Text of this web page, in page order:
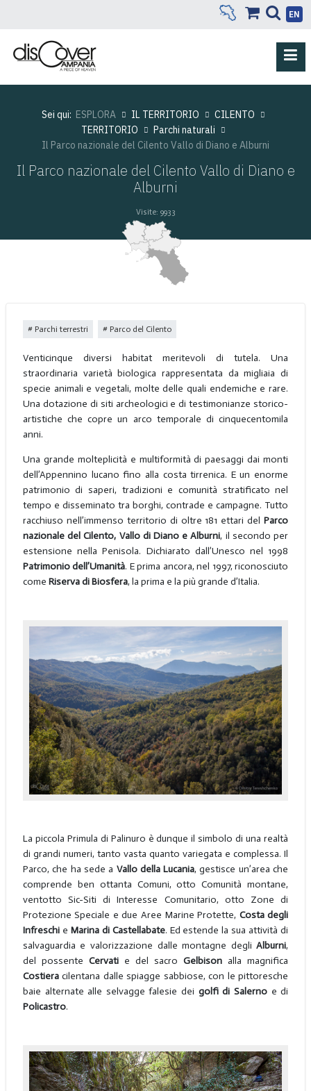
EN
Sei qui: ESPLORA IL TERRITORIO
CILENTO
TERRITORIO
Parchi naturali
Il Parco nazionale del Cilento Vallo di Diano e Alburni
Il Parco nazionale del Cilento Vallo di Diano e
Alburni
Visite: 9933
Parchi terrestri Parco del Cilento
Venticinque diversi habitat meritevoli di tutela. Una
straordinaria varietà biologica rappresentata da migliaia di
specie animali e vegetali, molte delle quali endemiche e rare.
Una dotazione di siti archeologici e di testimonianze storico-
artistiche che copre un arco temporale di cinquecentomila
anni.
Una grande molteplicità e multiformità di paesaggi dai monti
dell’Appennino lucano fino alla costa tirrenica. E un enorme
patrimonio di saperi, tradizioni e comunità stratificato nel
tempo e disseminato tra borghi, contrade e campagne. Tutto
racchiuso nell’immenso territorio di oltre 181 ettari delParco
nazionale del Cilento, Vallo di Diano e Alburni, il secondo per
estensione nella Penisola. Dichiarato dall’Unesco nel 1998
Patrimonio dell’Umanità. E prima ancora, nel 1997, riconosciuto
come Riserva di Biosfera, la prima e la più grande d’Italia.
La piccola Primula di Palinuro è dunque il simbolo di una realtà
di grandi numeri, tanto vasta quanto variegata e complessa. Il
Parco, che ha sede a Vallo della Lucania, gestisce un’area che
comprende ben ottanta Comuni, otto Comunità montane,
ventotto Sic-Siti di Interesse Comunitario, otto Zone di
Protezione Speciale e due Aree Marine Protette, Costa degli
Infreschie Marina di Castellabate. Ed estende la sua attività di
salvaguardia e valorizzazione dalle montagne degli Alburni,
del possente Cervatie del sacroGelbison alla magnifica
Costieracilentana dalle spiagge sabbiose, con le pittoresche
baie alternate alle selvagge falesie dei golfi di Salerno e di
Policastro.